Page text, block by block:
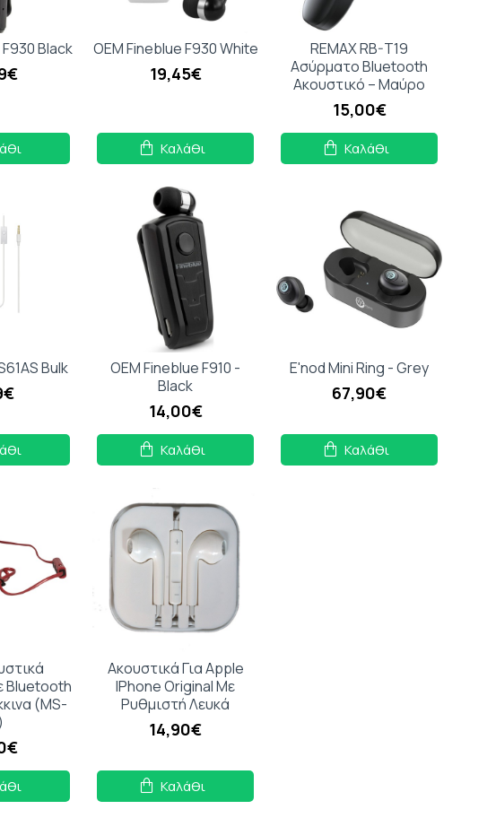
Black OEM Fineblue F930 White
19,45€
Καλάθι
REMAX RB-T19
Ασύρματο Bluetooth
Ακουστικό – Μαύρο
15,00€
Καλάθι
Bulk
OEM Fineblue F910 -
Black
14,00€
Καλάθι
E'nod Mini Ring - Grey
67,90€
Καλάθι
Bluetooth
(MS-
Ακουστικά Για Apple
IPhone Original Με
Ρυθμιστή Λευκά
14,90€
Καλάθι